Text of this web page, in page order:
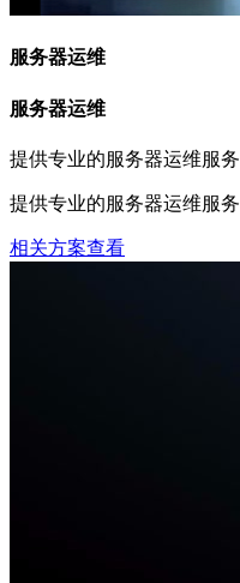
服务器运维
服务器运维
提供专业的服务器运维服务
提供专业的服务器运维服务
相关方案查看